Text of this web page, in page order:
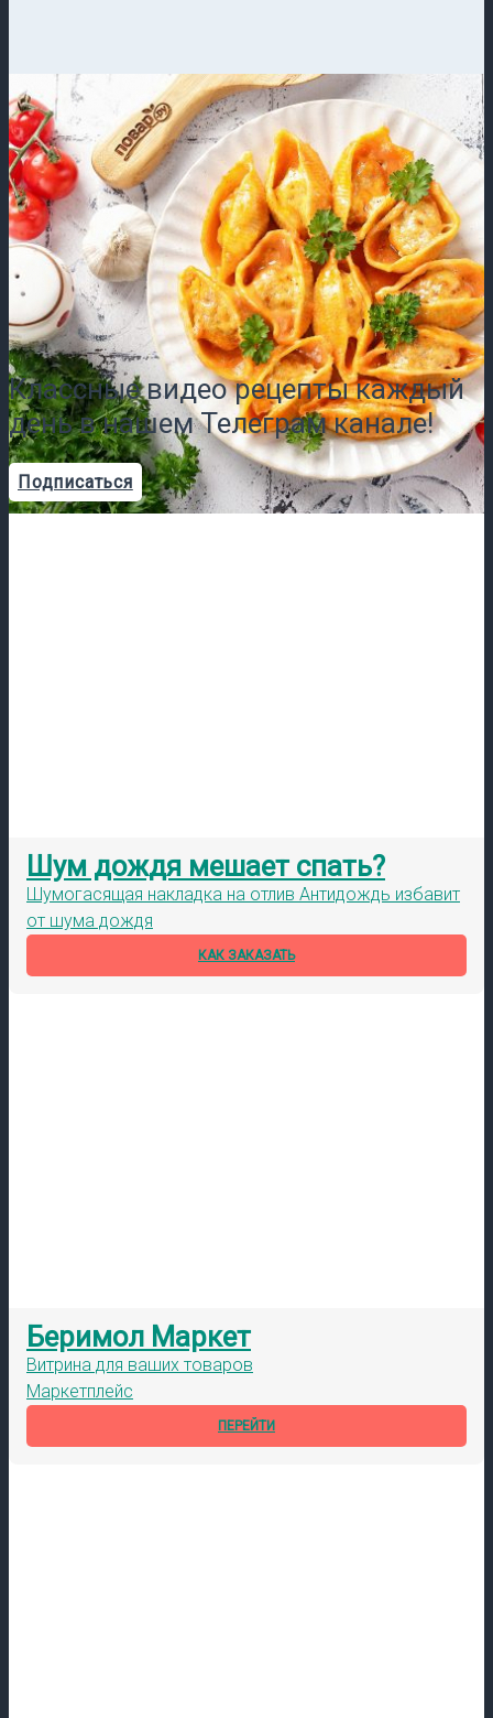
Классные видео рецепты каждый
день в нашем Телеграм канале!
Подписаться
Шум дождя мешает спать?
Шумогасящая накладка на отлив Антидождь избавит
от шума дождя
КАК ЗАКАЗАТЬ
Беримол Маркет
Витрина для ваших товаров
Маркетплейс
ПЕРЕЙТИ